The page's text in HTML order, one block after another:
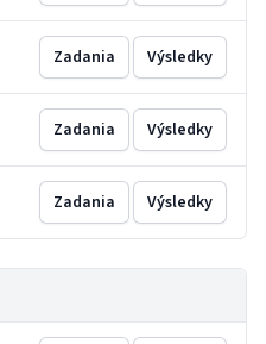
Zadania Výsledky
Zadania Výsledky
Zadania Výsledky